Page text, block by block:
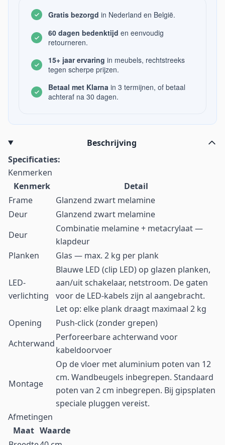
Gratis bezorgd in Nederland en België.
60 dagen bedenktijd en eenvoudig
retourneren.
15+ jaar ervaring in meubels, rechtstreeks
tegen scherpe prijzen.
Betaal met Klarna in 3 termijnen, of betaal
achteraf na 30 dagen.
Beschrijving
Specificaties:
Kenmerken
Kenmerk
Detail
Frame
Glanzend zwart melamine
Deur
Glanzend zwart melamine
Deur
Combinatie melamine + metacrylaat —
klapdeur
Planken
Glas — max. 2 kg per plank
LED-
verlichting
Blauwe LED (clip LED) op glazen planken,
aan/uit schakelaar, netstroom. De gaten
voor de LED-kabels zijn al aangebracht.
Let op: elke plank draagt maximaal 2 kg
Opening
Push-click (zonder grepen)
Achterwand
Perforeerbare achterwand voor
kabeldoorvoer
Montage
Op de vloer met aluminium poten van 12
cm. Wandbeugels inbegrepen. Standaard
poten van 2 cm inbegrepen. Bij gipsplaten
speciale pluggen vereist.
Afmetingen
Maat Waarde